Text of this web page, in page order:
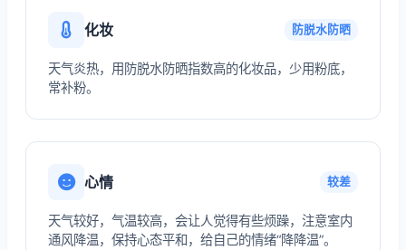
化妆 防脱水防晒
天气炎热，用防脱水防晒指数高的化妆品，少用粉底，
常补粉。
心情 较差
天气较好，气温较高，会让人觉得有些烦躁，注意室内
通风降温，保持心态平和，给自己的情绪“降降温”。